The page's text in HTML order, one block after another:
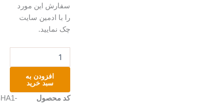
سفارش این مورد
را با ادمین سایت
چک نمایید.
افزودن به
سبد خرید
کد محصول
SHA1-